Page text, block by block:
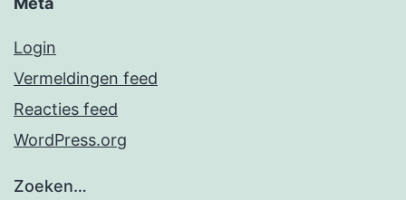
Login
Vermeldingen feed
Reacties feed
WordPress.org
Zoeken…